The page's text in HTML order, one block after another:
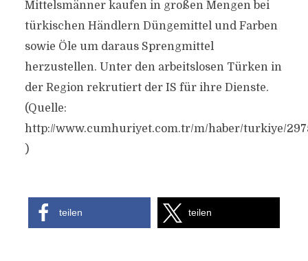
Mittelsmänner kaufen in großen Mengen bei
türkischen Händlern Düngemittel und Farben
sowie Öle um daraus Sprengmittel
herzustellen. Unter den arbeitslosen Türken in
der Region rekrutiert der IS für ihre Dienste.
(Quelle:
http://www.cumhuriyet.com.tr/m/haber/turkiye/
)
teilen teilen